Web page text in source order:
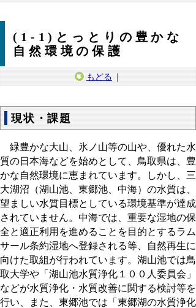
(1-1)とっとりの豊かな
自然環境の保護
もどる ｜
現状・課題
緑豊かな大山、氷ノ山等の山や、優れた水
質の日本海などを始めとして、鳥取県は、豊
かな自然環境に恵まれています。しかし、三
大湖沼（湖山池、東郷池、中海）の水質は、
望ましい水質目標としている環境基準が達成
されていません。中海では、重要な湿地の保
全と適正利用を進めることを目的とするラム
サール条約湿地へ登録される等、自然再生に
向けた取組が行われています。湖山池では鳥
取大学や「湖山池水質浄化１００人委員会」
などが水質浄化・水質改善に関する検討等を
行い、また、東郷池では「東郷湖の水質浄化